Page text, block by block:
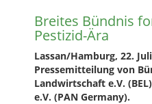
Breites Bündnis
Pestizid-Ära
Lassan/Hamburg, 22.
Pressemitteilung von
Landwirtschaft e.V.
e.V. (PAN Germany).